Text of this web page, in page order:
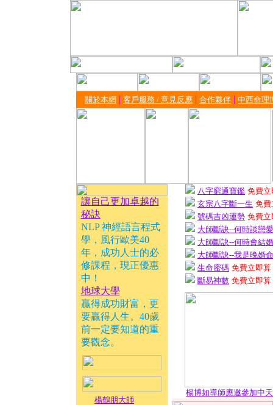
關於本網 | 客戶服務 / 意見反應 | 合作夥伴 | 中西命理
讓自己更加卓越的
秘訣
NLP 神經語言程式
學，風行歐美40
年，成功人士的必
修課程，現正優惠
中！
地球大學
贏得成功財富，更
要贏得人生。40歲
前一定要知道的重
要觀念。
楊鶴朋大師
八字窮通寶鑑 免費立
玄宗八字斷一生 免費
號碼吉凶運勢 免費立
大師斷訣--何時談戀愛
大師斷訣--何時會結婚
大師斷訣--我是晚婚
生命密碼 免費立即算
斷易神數 免費立即算
楊博如導師應邀參加中